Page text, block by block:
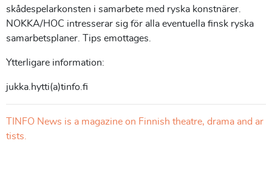
skådespelarkonsten i samarbete med ryska konstnärer.
NOKKA/HOC intresserar sig för alla eventuella finsk ryska
samarbetsplaner. Tips emottages.
Ytterligare information:
jukka.hytti(a)tinfo.fi
TINFO News is a magazine on Finnish theatre, drama and ar
tists.